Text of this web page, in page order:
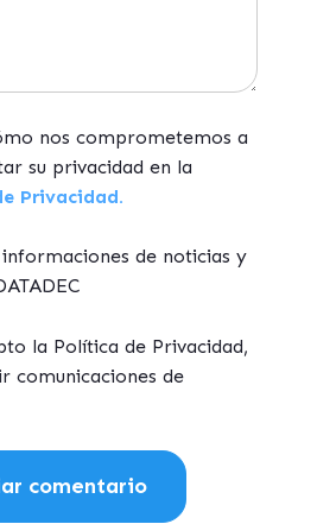
nos comprometemos a
su privacidad en la
Privacidad.
de noticias y
la Política de Privacidad,
comunicaciones de